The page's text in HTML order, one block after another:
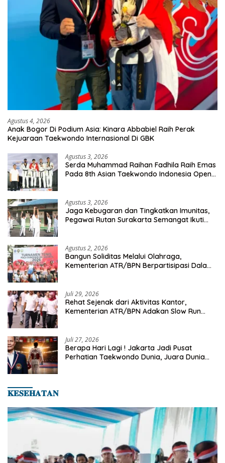
Agustus 4, 2026
Anak Bogor Di Podium Asia: Kinara Abbabiel Raih Perak
Kejuaraan Taekwondo Internasional Di GBK
Agustus 3, 2026
Serda Muhammad Raihan Fadhila Raih Emas
Pada 8th Asian Taekwondo Indonesia Open
Agustus 3, 2026
Jaga Kebugaran dan Tingkatkan Imunitas,
Pegawai Rutan Surakarta Semangat Ikuti
Agustus 2, 2026
Bangun Soliditas Melalui Olahraga,
Kementerian ATR/BPN Berpartisipasi Dalam
Juli 29, 2026
Rehat Sejenak dari Aktivitas Kantor,
Kementerian ATR/BPN Adakan Slow Run
Juli 27, 2026
Berapa Hari Lagi ! Jakarta Jadi Pusat
Perhatian Taekwondo Dunia, Juara Dunia
𝐊𝐄𝐒𝐄𝐇𝐀𝐓𝐀𝐍